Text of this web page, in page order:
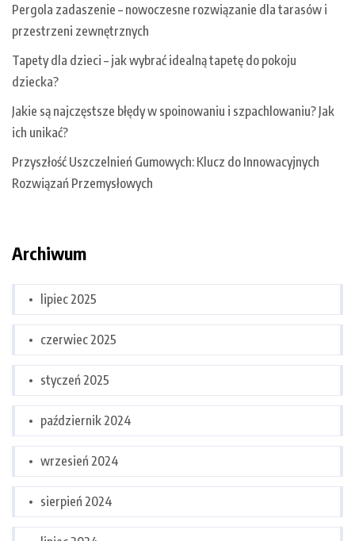
Pergola zadaszenie – nowoczesne rozwiązanie dla tarasów i
przestrzeni zewnętrznych
Tapety dla dzieci – jak wybrać idealną tapetę do pokoju
dziecka?
Jakie są najczęstsze błędy w spoinowaniu i szpachlowaniu? Jak
ich unikać?
Przyszłość Uszczelnień Gumowych: Klucz do Innowacyjnych
Rozwiązań Przemysłowych
Archiwum
lipiec 2025
czerwiec 2025
styczeń 2025
październik 2024
wrzesień 2024
sierpień 2024